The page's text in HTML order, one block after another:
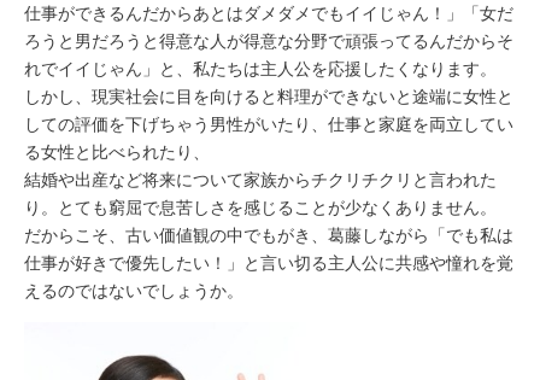
仕事ができるんだからあとはダメダメでもイイじゃん！」「女だ
ろうと男だろうと得意な人が得意な分野で頑張ってるんだからそ
れでイイじゃん」と、私たちは主人公を応援したくなります。
しかし、現実社会に目を向けると料理ができないと途端に女性と
しての評価を下げちゃう男性がいたり、仕事と家庭を両立してい
る女性と比べられたり、
結婚や出産など将来について家族からチクリチクリと言われた
り。とても窮屈で息苦しさを感じることが少なくありません。
だからこそ、古い価値観の中でもがき、葛藤しながら「でも私は
仕事が好きで優先したい！」と言い切る主人公に共感や憧れを覚
えるのではないでしょうか。